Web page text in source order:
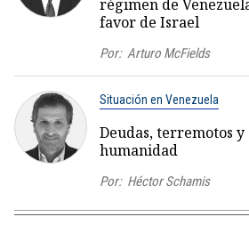
régimen de
favor de Israel
Por: Arturo McFields
Situación en Venezuela
Deudas, terremotos
humanidad
Por: Héctor Schamis